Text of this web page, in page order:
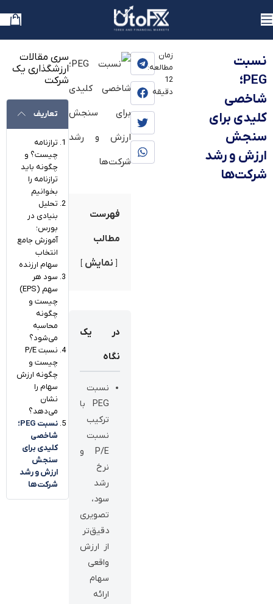
یوتوفارکس آموزش سهام
نسبت
PEG؛
شاخصی
کلیدی برای
سنجش
ارزش و رشد
شرکت‌ها
زمان
مطالعه:
12
دقیقه
فهرست
مطالب
نمایش
در یک
نگاه
نسبت
PEG با
ترکیب
نسبت
P/E و
نرخ
رشد
سود،
تصویری
دقیق‌تر
از ارزش
واقعی
سهام
ارائه
سری مقالات
ارزشگذاری یک
شرکت
تعاریف
ترازنامه
چیست؟ و
چگونه باید
ترازنامه را
بخوانیم
تحلیل
بنیادی در
بورس؛
آموزش جامع
انتخاب
سهام ارزنده
سود هر
سهم (EPS)
چیست و
چگونه
محاسبه
می‌شود؟
نسبت P/E
چیست و
چگونه ارزش
سهام را
نشان
می‌دهد؟
نسبت PEG؛
شاخصی
کلیدی برای
سنجش
ارزش و رشد
شرکت‌ها